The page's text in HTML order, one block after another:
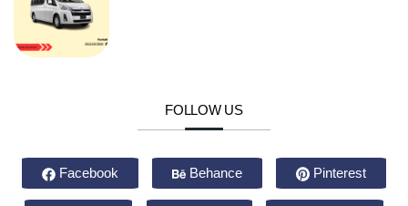
FOLLOW US
Facebook Behance Pinterest